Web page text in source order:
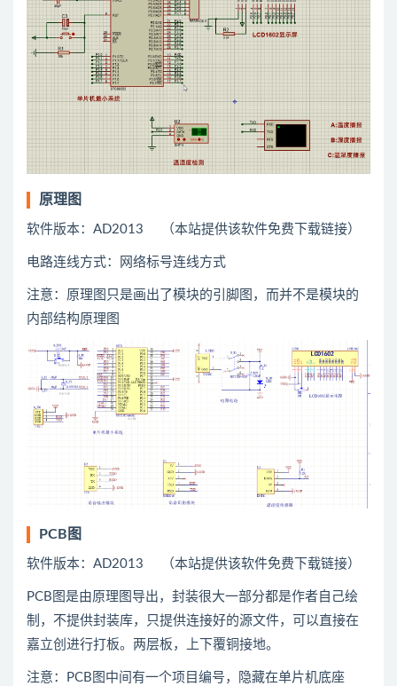
原理图
软件版本：AD2013 （本站提供该软件免费下载链接）
电路连线方式：网络标号连线方式
注意：原理图只是画出了模块的引脚图，而并不是模块的
内部结构原理图
PCB图
软件版本：AD2013 （本站提供该软件免费下载链接）
PCB图是由原理图导出，封装很大一部分都是作者自己绘
制，不提供封装库，只提供连接好的源文件，可以直接在
嘉立创进行打板。两层板，上下覆铜接地。
注意：PCB图中间有一个项目编号，隐藏在单片机底座